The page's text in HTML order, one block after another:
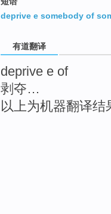
deprive e somebody of
有道翻译
deprive e of
剥夺…
以上为机器翻译